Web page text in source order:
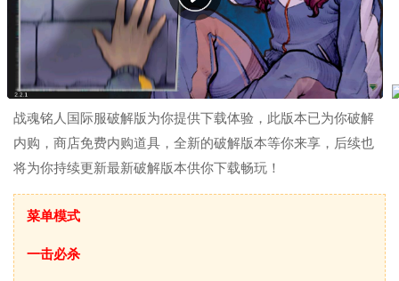
战魂铭人国际服破解版为你提供下载体验，此版本已为你破解
内购，商店免费内购道具，全新的破解版本等你来享，后续也
将为你持续更新最新破解版本供你下载畅玩！
菜单模式
一击必杀